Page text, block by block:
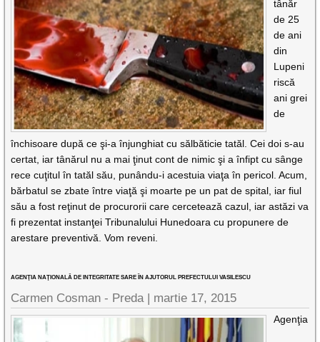
tânăr
de 25
de ani
din
Lupeni
riscă
ani grei
de
închisoare după ce şi-a înjunghiat cu sălbăticie tatăl. Cei doi s-au
certat, iar tânărul nu a mai ţinut cont de nimic şi a înfipt cu sânge
rece cuţitul în tatăl său, punându-i acestuia viaţa în pericol. Acum,
bărbatul se zbate între viaţă şi moarte pe un pat de spital, iar fiul
său a fost reţinut de procurorii care cercetează cazul, iar astăzi va
fi prezentat instanţei Tribunalului Hunedoara cu propunere de
arestare preventivă. Vom reveni.
AGENŢIA NAŢIONALĂ DE INTEGRITATE SARE ÎN AJUTORUL PREFECTULUI VASILESCU
Carmen Cosman - Preda | martie 17, 2015
Agenţia